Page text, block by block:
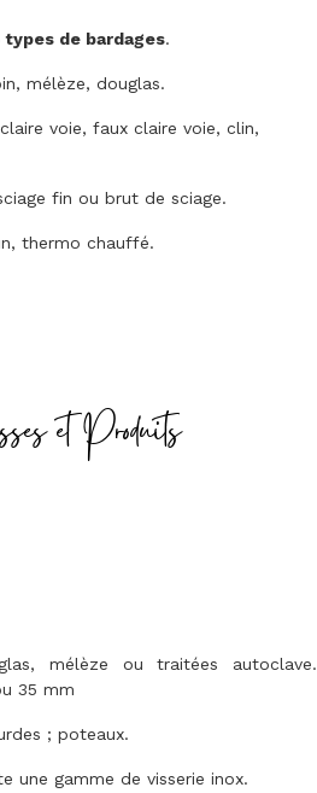
types de bardages.
mélèze, douglas.
voie, faux claire voie, clin,
fin ou brut de sciage.
thermo chauffé.
et Produits
mélèze ou traitées autoclave.
35 mm
; poteaux.
une gamme de visserie inox.